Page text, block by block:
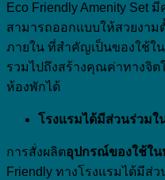
Eco Friendly Amenity
สามารถออกแบบให้สวยงาม
ภายใน ที่สำคัญเป็นของใช้ใ
รวมไปถึงสร้างคุณค่าทางจิต
ห้องพักได้
โรงแรมได้มีส่วนร่วมใ
การสั่งผลิตอุปกรณ์ของใช้ใน
Friendly ทางโรงแรมได้มีส่